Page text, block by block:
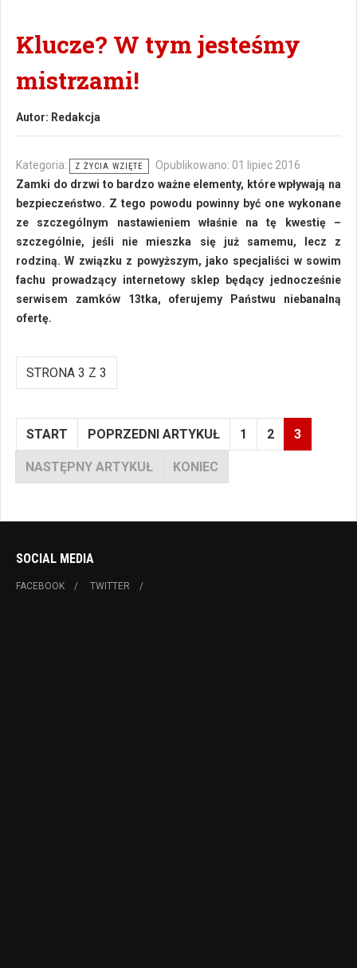
Klucze? W tym jesteśmy
mistrzami!
Autor: Redakcja
Kategoria: Z ŻYCIA WZIĘTE
Opublikowano: 01 lipiec 2016
Zamki do drzwi to bardzo ważne elementy, które wpływają na
bezpieczeństwo. Z tego powodu powinny być one wykonane
ze szczególnym nastawieniem właśnie na tę kwestię –
szczególnie, jeśli nie mieszka się już samemu, lecz z
rodziną. W związku z powyższym, jako specjaliści w sowim
fachu prowadzący internetowy sklep będący jednocześnie
serwisem zamków 13tka, oferujemy Państwu niebanalną
ofertę.
STRONA 3 Z 3
START POPRZEDNI ARTYKUŁ 1 2 3
NASTĘPNY ARTYKUŁ KONIEC
SOCIAL MEDIA
FACEBOOK TWITTER